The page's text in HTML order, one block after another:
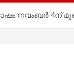
നവംബർ 4ന്